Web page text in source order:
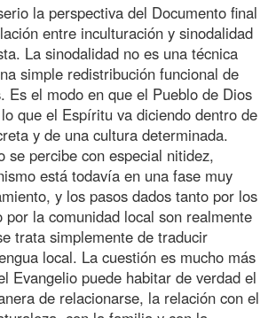
la perspectiva del Documento final
entre inculturación y sinodalidad
La sinodalidad no es una técnica
simple redistribución funcional de
Es el modo en que el Pueblo de Dios
que el Espíritu va diciendo dentro de
y de una cultura determinada.
se percibe con especial nitidez,
está todavía en una fase muy
y los pasos dados tanto por los
por la comunidad local son realmente
trata simplemente de traducir
local. La cuestión es mucho más
Evangelio puede habitar de verdad el
de relacionarse, la relación con el